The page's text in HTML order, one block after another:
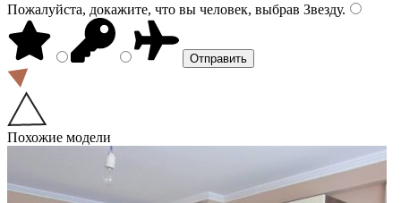
Пожалуйста, докажите, что вы человек, выбрав Звезду.
Похожие модели